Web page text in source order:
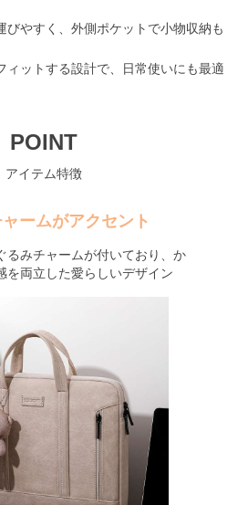
びやすく、外側ポケットで小物収納も
ィットする設計で、日常使いにも最適
POINT
アイテム特徴
ームがアクセント
るみチャームが付いており、か
を両立した愛らしいデザイン